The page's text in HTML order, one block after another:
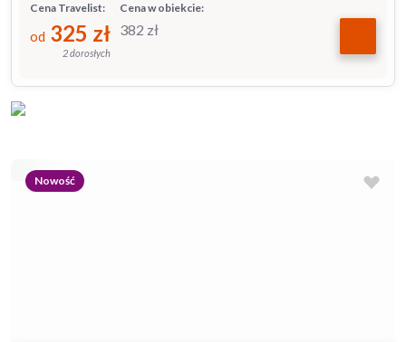
Cena w obiekcie:
382 zł
Cena Travelist:
od 325 zł
2 dorosłych
Nowość